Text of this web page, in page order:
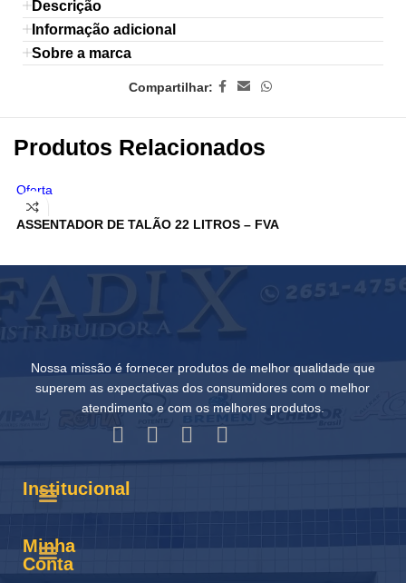
Descrição
Informação adicional
Sobre a marca
Compartilhar:
Produtos Relacionados
Oferta
ASSENTADOR DE TALÃO 22 LITROS – FVA
Nossa missão é fornecer produtos de melhor qualidade que
superem as expectativas dos consumidores com o melhor
atendimento e com os melhores produtos.
Institucional
Minha
Conta